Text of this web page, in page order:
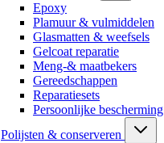
Epoxy
Plamuur & vulmiddelen
Glasmatten & weefsels
Gelcoat reparatie
Meng-& maatbekers
Gereedschappen
Reparatiesets
Persoonlijke bescherming
Polijsten & conserveren